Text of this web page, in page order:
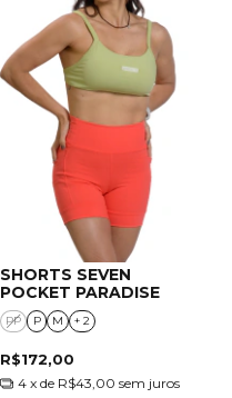
SHORTS SEVEN
POCKET PARADISE
PP P M + 2
R$172,00
4 x de R$43,00 sem juros